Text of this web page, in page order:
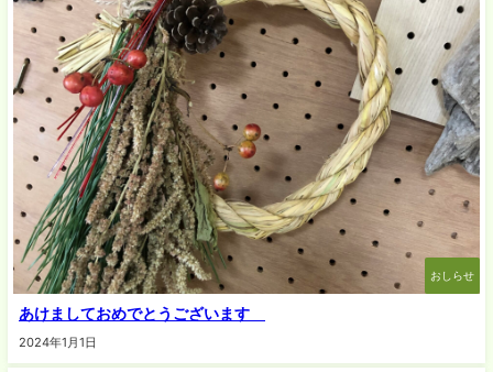
おしらせ
あけましておめでとうございます
2024年1月1日